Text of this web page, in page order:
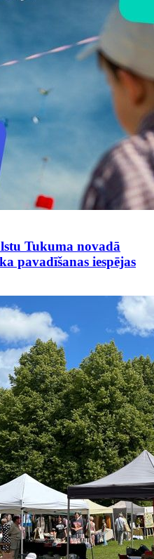
Tukuma novadā
pavadīšanas iespējas